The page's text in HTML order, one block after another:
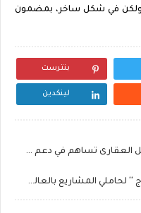
ولكن في شكل ساخر، بمضمون
بنترست
لينكدين
أحمد حماد: إطلاق مبادرة جديدة للتمويل العقارى تساهم في دعم محدودي الدخل في تملك سكن ملائم
بنجرير : انطلاق البرنامج الرقمي ''لفيلاج '' لحاملي المشاريع بالعالم القروي